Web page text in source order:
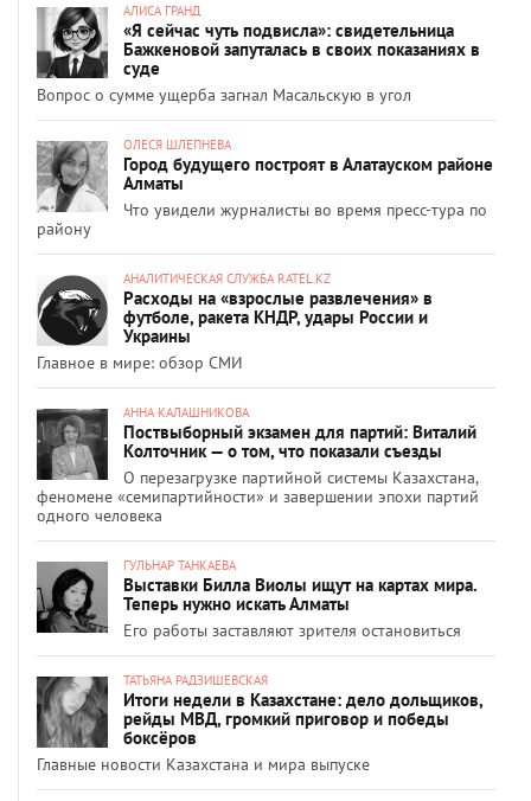
АЛИСА ГРАНД
«Я сейчас чуть подвисла»: свидетельница
Бажкеновой запуталась в своих показаниях в
суде
Вопрос о сумме ущерба загнал Масальскую в угол
ОЛЕСЯ ШЛЕПНЕВА
Город будущего построят в Алатауском районе
Алматы
Что увидели журналисты во время пресс-тура по
району
АНАЛИТИЧЕСКАЯ СЛУЖБА RATEL.KZ
Расходы на «взрослые развлечения» в
футболе, ракета КНДР, удары России и
Украины
Главное в мире: обзор СМИ
АННА КАЛАШНИКОВА
Поствыборный экзамен для партий: Виталий
Колточник — о том, что показали съезды
О перезагрузке партийной системы Казахстана,
феномене «семипартийности» и завершении эпохи партий
одного человека
ГУЛЬНАР ТАНКАЕВА
Выставки Билла Виолы ищут на картах мира.
Теперь нужно искать Алматы
Его работы заставляют зрителя остановиться
ТАТЬЯНА РАДЗИШЕВСКАЯ
Итоги недели в Казахстане: дело дольщиков,
рейды МВД, громкий приговор и победы
боксёров
Главные новости Казахстана и мира выпуске